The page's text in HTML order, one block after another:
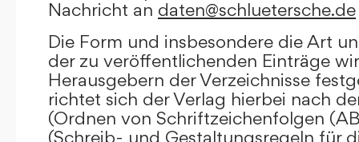
Nachricht an daten@schluetersche.de
Die Form und insbesondere die Art
der zu veröffentlichenden Einträge
Herausgebern der Verzeichnisse
richtet sich der Verlag hierbei nach
(Ordnen von Schriftzeichenfolgen
(Schreib- und Gestaltungsregeln für